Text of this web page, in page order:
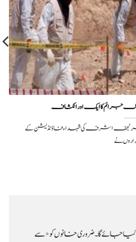
جرائم کا ایک اور انکشاف
کے شہر نجف اشرف کی شہداء فاؤنڈیشن کے
نے
جائے گا۔ضروری خانوں کو*سے